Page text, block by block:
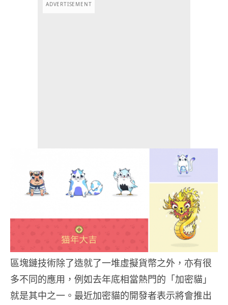
ADVERTISEMENT
區塊鏈技術除了造就了一堆虛擬貨幣之外，亦有很
多不同的應用，例如去年底相當熱門的「加密貓」
就是其中之一。最近加密貓的開發者表示將會推出